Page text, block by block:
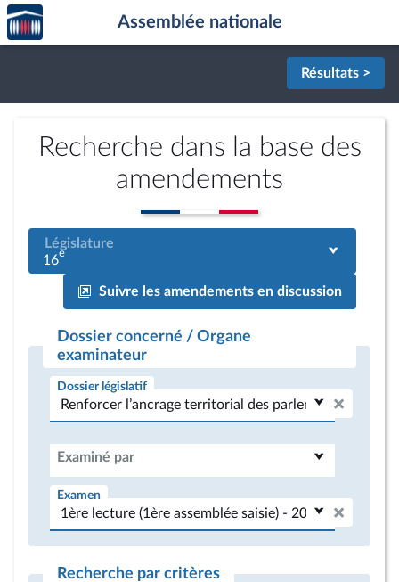
Aller au contenu
Aller en bas de la page
Accèder
à la
page
Assemblée nationale
Résultats >
Recherche dans la base des
amendements
Législature
16e
Suivre les amendements en discussion
Dossier concerné / Organe
examinateur
Dossier législatif
Examiné par
Examen
Recherche par critères